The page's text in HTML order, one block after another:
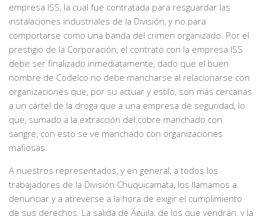
empresa ISS, la cual fue contratada para resguardar las
instalaciones industriales de la División, y no para
comportarse como una banda del crimen organizado. Por el
prestigio de la Corporación, el contrato con la empresa ISS
debe ser finalizado inmediatamente, dado que el buen
nombre de Codelco no debe mancharse al relacionarse con
organizaciones que, por su actuar y estilo, son más cercanas
a un cártel de la droga que a una empresa de seguridad, lo
que, sumado a la extracción del cobre manchado con
sangre, con esto se ve manchado con organizaciones
mafiosas.
A nuestros representados, y en general, a todos los
trabajadores de la División Chuquicamata, los llamamos a
denunciar y a atreverse a la hora de exigir el cumplimiento
de sus derechos. La salida de Águila, de los que vendrán, y la